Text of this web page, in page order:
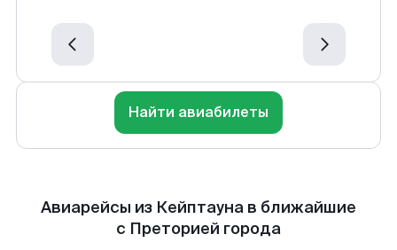
Найти авиабилеты
Авиарейсы из Кейптауна в ближайшие
с Преторией города